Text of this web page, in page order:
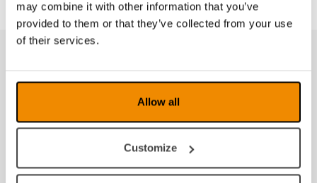
may combine it with other information that you’ve
provided to them or that they’ve collected from your use
of their services.
Allow all
Customize